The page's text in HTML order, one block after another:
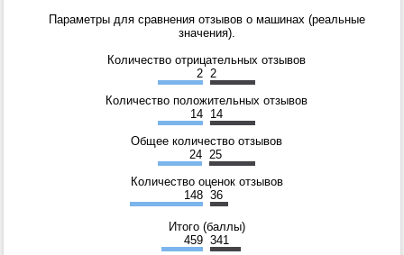
Параметры для сравнения отзывов о машинах (реальные
значения).
Количество отрицательных отзывов
2 2
Количество положительных отзывов
14 14
Общее количество отзывов
24 25
Количество оценок отзывов
148 36
Итого (баллы)
459 341